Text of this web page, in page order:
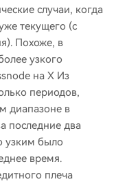
случаи, когда
текущего (с
Похоже, в
узкого
на X Из
периодов,
диапазоне в
последние два
узким было
время.
плеча